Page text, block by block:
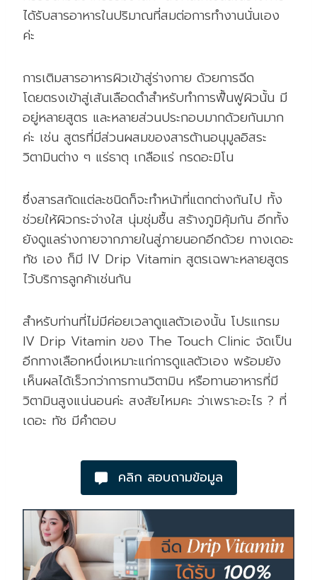
ได้รับสารอาหารในปริมาณที่สมต่อการทำงานนั่นเอง
ค่ะ
การเติมสารอาหารผิวเข้าสู่ร่างกาย ด้วยการฉีด
โดยตรงเข้าสู่เส้นเลือดดำสำหรับทำการฟื้นฟูผิวนั้น มี
อยู่หลายสูตร และหลายส่วนประกอบมากด้วยกันมาก
ค่ะ เช่น สูตรที่มีส่วนผสมของสารต้านอนุมูลอิสระ
วิตามินต่าง ๆ แร่ธาตุ เกลือแร่ กรดอะมิโน
ซึ่งสารสกัดแต่ละชนิดก็จะทำหน้าที่แตกต่างกันไป ทั้ง
ช่วยให้ผิวกระจ่างใส นุ่มชุ่มชื้น สร้างภูมิคุ้มกัน อีกทั้ง
ยังดูแลร่างกายจากภายในสู่ภายนอกอีกด้วย ทางเดอะ
ทัช เอง ก็มี IV Drip Vitamin สูตรเฉพาะหลายสูตร
ไว้บริการลูกค้าเช่นกัน
สำหรับท่านที่ไม่มีค่อยเวลาดูแลตัวเองนั้น โปรแกรม
IV Drip Vitamin ของ The Touch Clinic จัดเป็น
อีกทางเลือกหนึ่งเหมาะแก่การดูแลตัวเอง พร้อมยัง
เห็นผลได้เร็วกว่าการทานวิตามิน หรือทานอาหารที่มี
วิตามินสูงแน่นอนค่ะ สงสัยไหมคะ ว่าเพราะอะไร ? ที่
เดอะ ทัช มีคำตอบ
คลิก สอบถามข้อมูล